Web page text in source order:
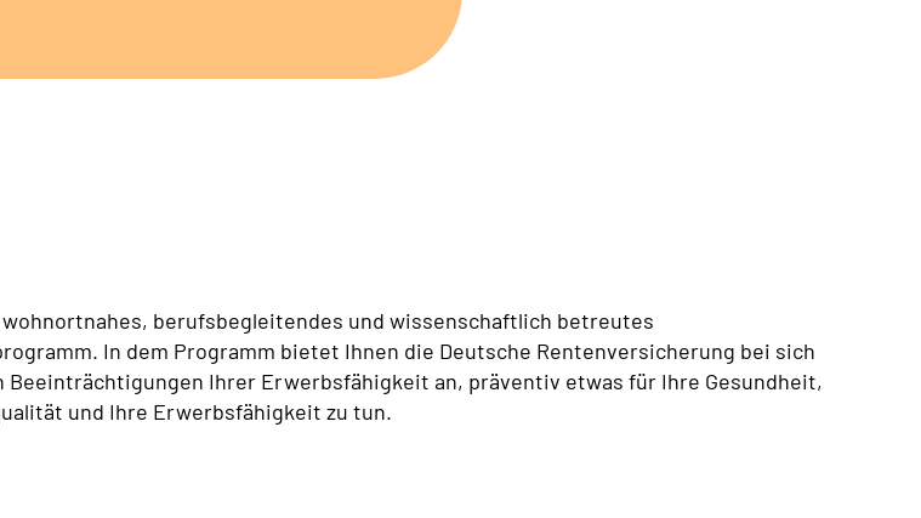
berufsbegleitendes und wissenschaftlich betreutes
In dem Programm bietet Ihnen die Deutsche Rentenversicherung bei sich
Beeinträchtigungen Ihrer Erwerbsfähigkeit an, präventiv etwas für Ihre Gesundheit,
und Ihre Erwerbsfähigkeit zu tun.